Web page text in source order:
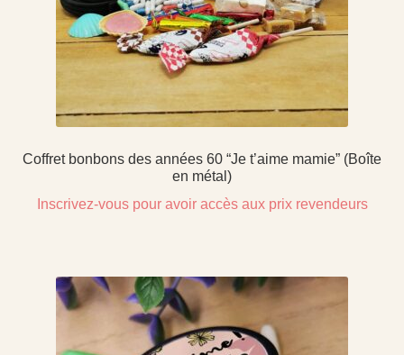
Coffret bonbons des années 60 “Je t’aime mamie” (Boîte
en métal)
Inscrivez-vous pour avoir accès aux prix revendeurs